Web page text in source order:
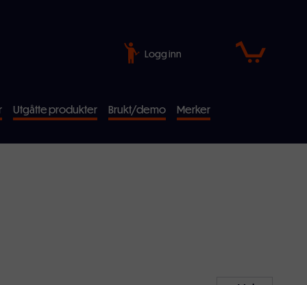
Logg inn
Utgåtte produkter Brukt/demo Merker